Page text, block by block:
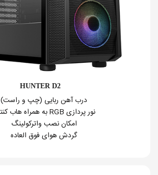
HUNTER D2
درب آهن ربایی (چپ و راست)
نور پردازی RGB به همراه هاب کنترلر
امکان نصب واترکولینگ
گردش هوای فوق العاده